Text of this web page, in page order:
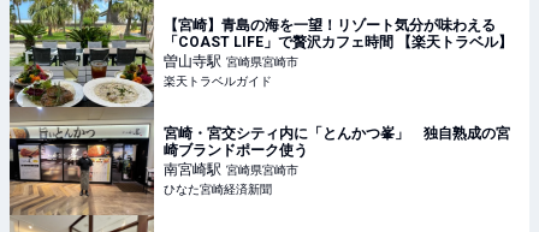
【宮崎】青島の海を一望！リゾート気分が味わえる
「COAST LIFE」で贅沢カフェ時間 【楽天トラベル】
曽山寺駅 宮崎県宮崎市
楽天トラベルガイド
宮崎・宮交シティ内に「とんかつ峯」 独自熟成の宮
崎ブランドポーク使う
南宮崎駅 宮崎県宮崎市
ひなた宮崎経済新聞